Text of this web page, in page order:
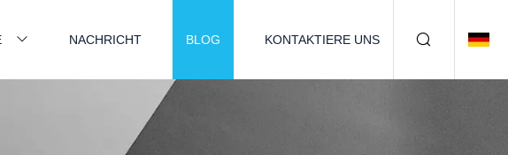
NACHRICHT BLOG KONTAKTIERE UNS